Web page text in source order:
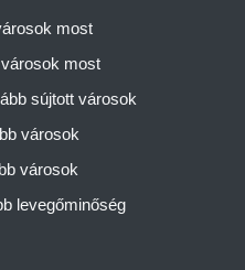
most
most
sújtott városok
városok
városok
levegőminőség